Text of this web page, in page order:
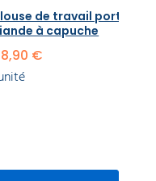
de travail porteur
à capuche
€